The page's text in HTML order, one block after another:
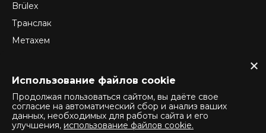
Brülex
Транслак
Метахем
Normex
Политика конфиденциальности
Политика использования cookie
Использование файлов cookie
Продолжая пользоваться сайтом, вы даёте свое
согласие на автоматический сбор и анализ ваших
данных, необходимых для работы сайта и его
улучшения, использование файлов cookie.